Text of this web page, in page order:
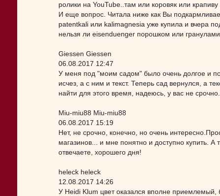
ролики на YouTube..там или коровяк или
И еще вопрос. Читала ниже как Вы
patentkali или kalimagnesia уже купила и вчера
нельзя ли eisenduenger порошком или
Giessen Giessen
06.08.2017 12:47
У меня под "моим садом" было очень долгое и
исчез, а с ним и текст. Теперь сад вернулся, а
найти для этого время, надеюсь, у вас не
Miu-miu88 Miu-miu88
06.08.2017 15:19
Нет, не срочно, конечно, но очень
магазинов... и мне понятно и доступно купить. А
отвечаете, хорошего дня!
heleck heleck
12.08.2017 14:26
У Heidi Klum цвет оказался вполне